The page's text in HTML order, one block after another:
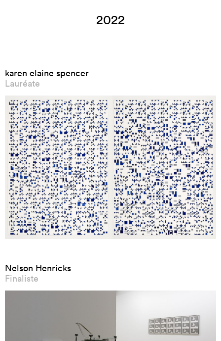
2022
karen elaine spencer
Lauréate
Nelson Henricks
Finaliste